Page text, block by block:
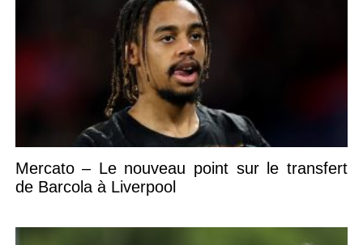
Mercato – Le nouveau point sur le transfert
de Barcola à Liverpool